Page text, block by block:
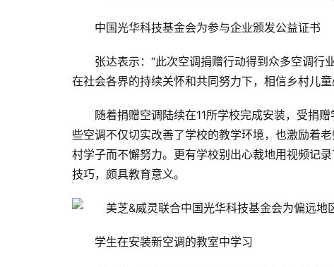
中国光华科技基金会为参与企业颁发公益证书
张达表示：“此次空调捐赠行动得到众多空调行
在社会各界的持续关怀和共同努力下，相信乡村儿
随着捐赠空调陆续在11所学校完成安装，受捐
些空调不仅切实改善了学校的教学环境，也激励着
村学子而不懈努力。更有学校别出心裁地用视频记
技巧，颇具教育意义。
学生在安装新空调的教室中学习